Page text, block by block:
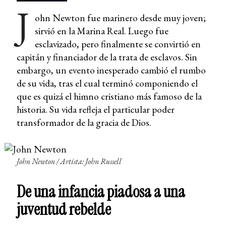
J ohn Newton fue marinero desde muy joven;
sirvió en la Marina Real. Luego fue
esclavizado, pero finalmente se convirtió en
capitán y financiador de la trata de esclavos. Sin
embargo, un evento inesperado cambió el rumbo
de su vida, tras el cual terminó componiendo el
que es quizá el himno cristiano más famoso de la
historia. Su vida refleja el particular poder
transformador de la gracia de Dios.
John Newton / Artista: John Russell
De una infancia piadosa a una
juventud rebelde